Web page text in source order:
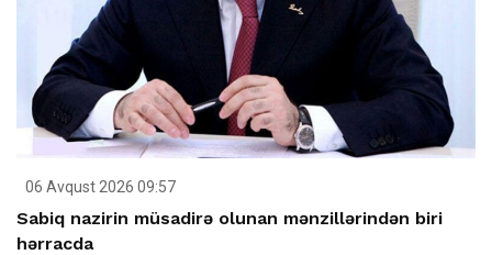
06 Avqust 2026 09:57
Sabiq nazirin müsadirə olunan mənzillərindən biri
hərracda